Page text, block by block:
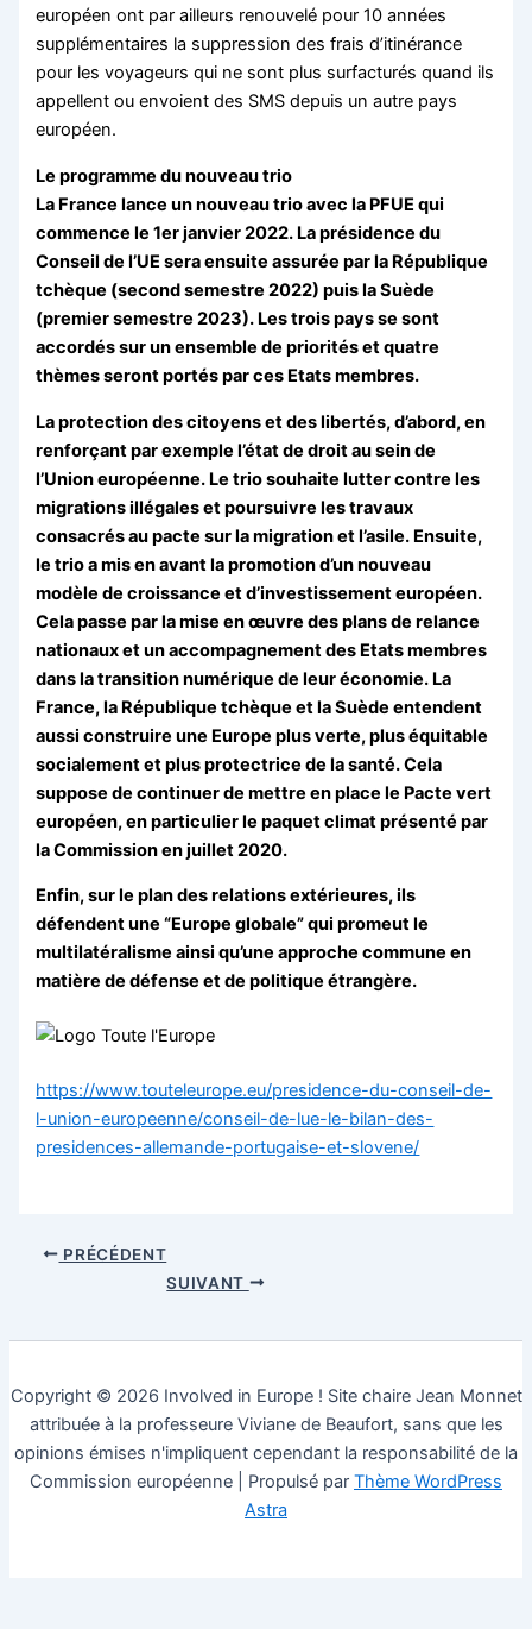
européen ont par ailleurs renouvelé pour 10 années
supplémentaires la suppression des frais d’itinérance
pour les voyageurs qui ne sont plus surfacturés quand ils
appellent ou envoient des SMS depuis un autre pays
européen.
Le programme du nouveau trio
La France lance un nouveau trio avec la PFUE qui
commence le 1er janvier 2022. La présidence du
Conseil de l’UE sera ensuite assurée par la République
tchèque (second semestre 2022) puis la Suède
(premier semestre 2023). Les trois pays se sont
accordés sur un ensemble de priorités et quatre
thèmes seront portés par ces Etats membres.
La protection des citoyens et des libertés, d’abord, en
renforçant par exemple l’état de droit au sein de
l’Union européenne. Le trio souhaite lutter contre les
migrations illégales et poursuivre les travaux
consacrés au pacte sur la migration et l’asile. Ensuite,
le trio a mis en avant la promotion d’un nouveau
modèle de croissance et d’investissement européen.
Cela passe par la mise en œuvre des plans de relance
nationaux et un accompagnement des Etats membres
dans la transition numérique de leur économie. La
France, la République tchèque et la Suède entendent
aussi construire une Europe plus verte, plus équitable
socialement et plus protectrice de la santé. Cela
suppose de continuer de mettre en place le Pacte vert
européen, en particulier le paquet climat présenté par
la Commission en juillet 2020.
Enfin, sur le plan des relations extérieures, ils
défendent une “Europe globale” qui promeut le
multilatéralisme ainsi qu’une approche commune en
matière de défense et de politique étrangère.
https://www.touteleurope.eu/presidence-du-conseil-de-
l-union-europeenne/conseil-de-lue-le-bilan-des-
presidences-allemande-portugaise-et-slovene/
PRÉCÉDENT
SUIVANT
Copyright © 2026 Involved in Europe ! Site chaire Jean Monnet
attribuée à la professeure Viviane de Beaufort, sans que les
opinions émises n'impliquent cependant la responsabilité de la
Commission européenne | Propulsé par Thème WordPress
Astra